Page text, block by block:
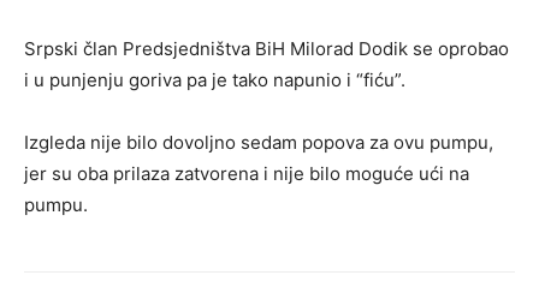
Srpski član Predsjedništva BiH Milorad Dodik se oprobao
i u punjenju goriva pa je tako napunio i “fiću”.
Izgleda nije bilo dovoljno sedam popova za ovu pumpu,
jer su oba prilaza zatvorena i nije bilo moguće ući na
pumpu.